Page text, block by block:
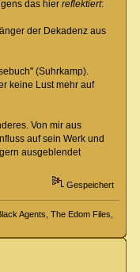
das hier reflektiert:
der Dekadenz aus
(Suhrkamp).
keine Lust mehr auf
Von mir aus
auf sein Werk und
ausgeblendet
Gespeichert
Agents, The Edom Files,